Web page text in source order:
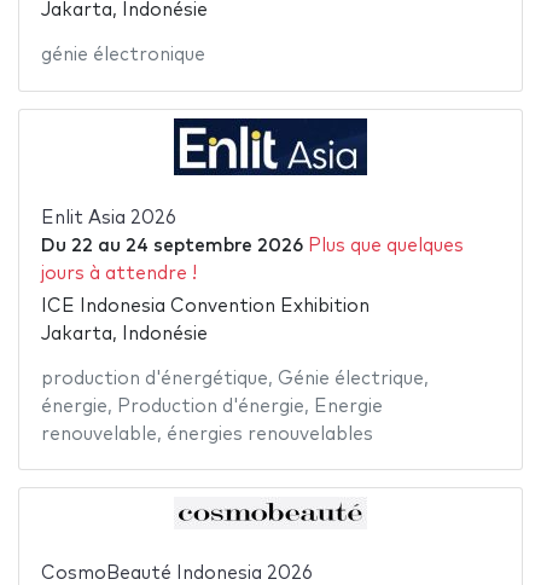
Jakarta, Indonésie
génie électronique
Enlit Asia 2026
Du 22 au 24 septembre 2026 Plus que quelques
jours à attendre !
ICE Indonesia Convention Exhibition
Jakarta, Indonésie
production d'énergétique, Génie électrique,
énergie, Production d'énergie, Energie
renouvelable, énergies renouvelables
CosmoBeauté Indonesia 2026